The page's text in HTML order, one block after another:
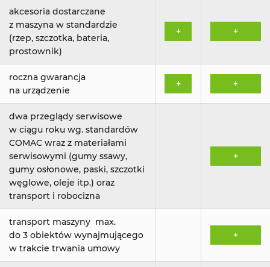
akcesoria dostarczane
z maszyna w standardzie
(rzep, szczotka, bateria,
prostownik)
+ +
roczna gwarancja
na urządzenie
+ +
dwa przeglądy serwisowe
w ciągu roku wg. standardów
COMAC wraz z materiałami
serwisowymi (gumy ssawy,
gumy osłonowe, paski, szczotki
węglowe, oleje itp.) oraz
transport i robocizna
+
transport maszyny max.
do 3 obiektów wynajmującego
w trakcie trwania umowy
+